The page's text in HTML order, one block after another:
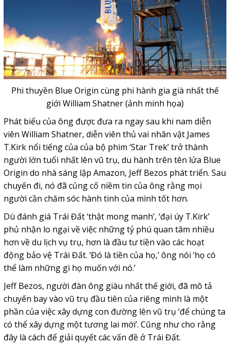
Phi thuyền Blue Origin cùng phi hành gia già nhất thế
giới William Shatner (ảnh minh họa)
Phát biểu của ông được đưa ra ngay sau khi nam diễn
viên William Shatner, diễn viên thủ vai nhân vật James
T.Kirk nổi tiếng của của bộ phim ‘Star Trek’ trở thành
người lớn tuổi nhất lên vũ trụ, du hành trên tên lửa Blue
Origin do nhà sáng lập Amazon, Jeff Bezos phát triển. Sau
chuyến đi, nó đã củng cố niềm tin của ông rằng mọi
người cần chăm sóc hành tinh của mình tốt hơn.
Dù đánh giá Trái Đất ‘thật mong manh’, ‘đại úy T.Kirk’
phủ nhận lo ngại về việc những tỷ phú quan tâm nhiều
hơn về du lịch vụ trụ, hơn là đầu tư tiền vào các hoạt
động bảo vệ Trái Đất. ‘Đó là tiền của họ,’ ông nói ‘họ có
thể làm những gì họ muốn với nó.’
Jeff Bezos, người đàn ông giàu nhất thế giới, đã mô tả
chuyến bay vào vũ trụ đầu tiên của riêng mình là một
phần của việc xây dựng con đường lên vũ trụ ‘để chúng ta
có thể xây dựng một tương lai mới’. Cũng như cho rằng
đây là cách để giải quyết các vấn đề ở Trái Đất.